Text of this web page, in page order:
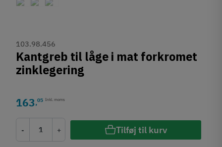
103.98.456
Kantgreb til låge i mat forkromet
zinklegering
163,05 Inkl. moms
- + Tilføj til kurv